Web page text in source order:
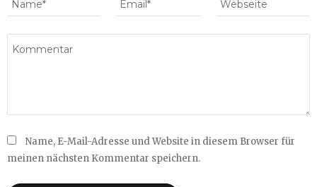
Name, E-Mail-Adresse und Website in diesem Browser für
meinen nächsten Kommentar speichern.